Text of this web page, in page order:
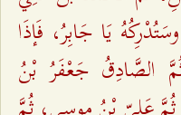
يَا جَابِرُ، فَإذَا
ثُمَّ الصَّادِقُ جَعْفَرُ بْنُ